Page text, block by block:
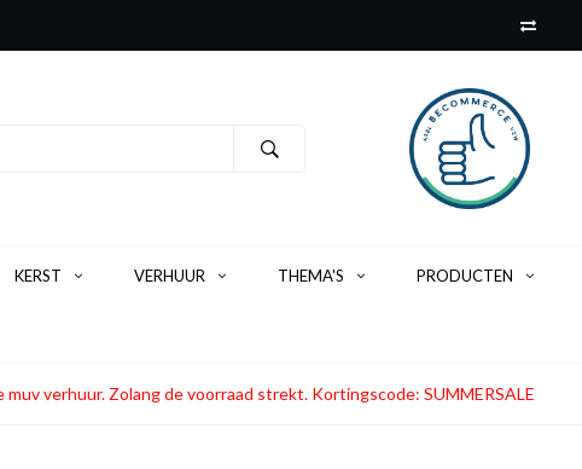
KERST VERHUUR THEMA'S PRODUCTEN
verhuur. Zolang de voorraad strekt. Kortingscode: SUMMERSALE